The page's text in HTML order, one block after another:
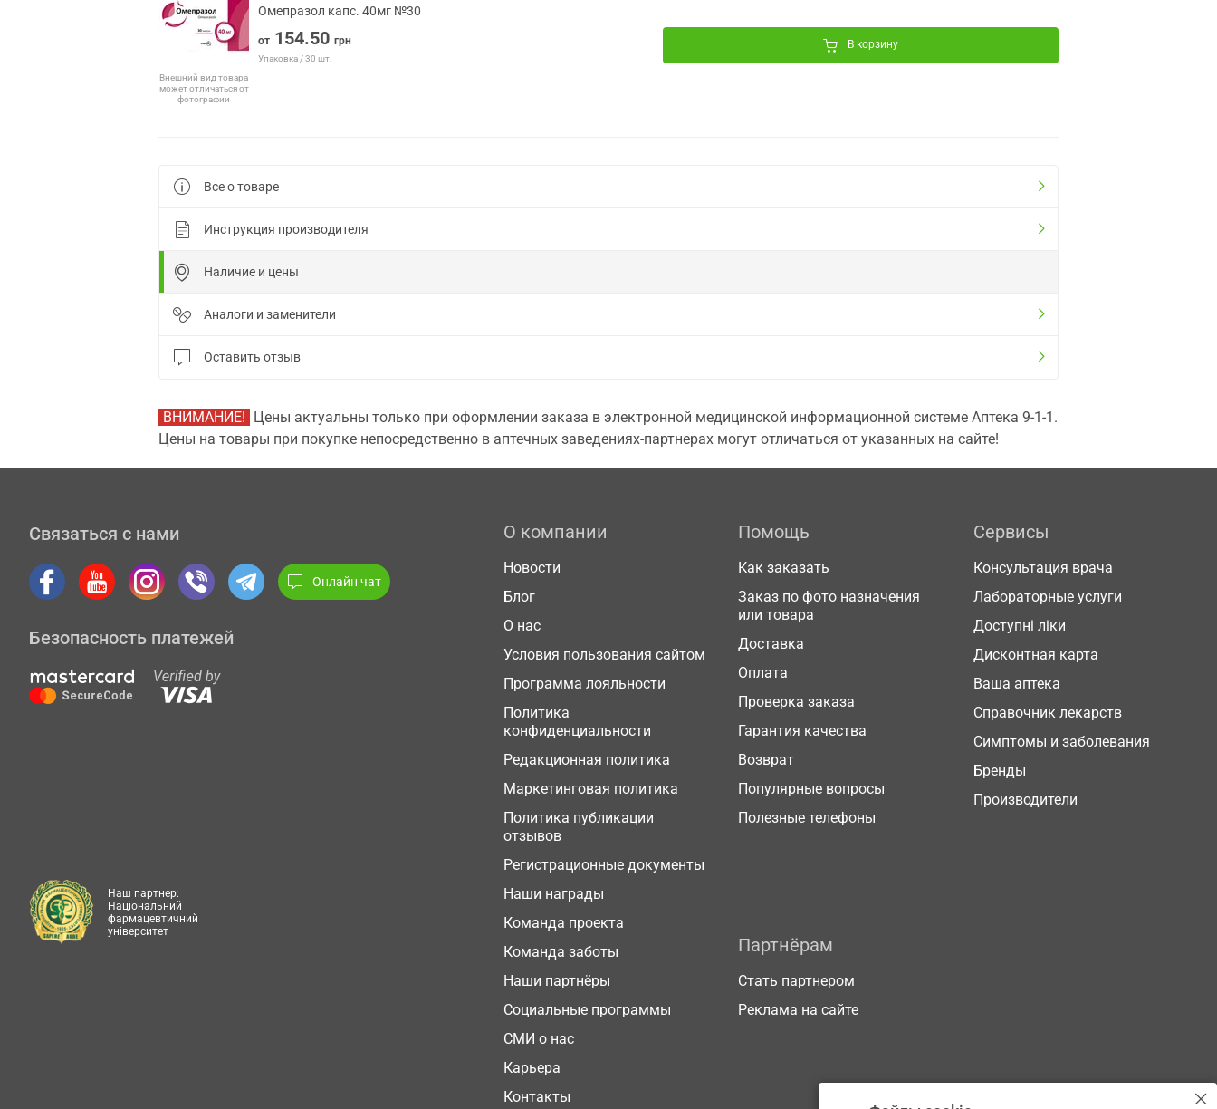
Внешний вид товара
может отличаться от
фотографии
Омепразол капс. 40мг №30
от 154.50 грн
Упаковка / 30 шт.
В корзину
Все о товаре
Инструкция производителя
Наличие и цены
Аналоги и заменители
Оставить отзыв
ВНИМАНИЕ! Цены актуальны только при оформлении заказа в электронной медицинской информационной системе Аптека 9-1-1.
Цены на товары при покупке непосредственно в аптечных заведениях-партнерах могут отличаться от указанных на сайте!
Связаться с нами
Онлайн чат
Безопасность платежей
О компании
Новости
Блог
О нас
Условия пользования сайтом
Программа лояльности
Политика
конфиденциальности
Редакционная политика
Маркетинговая политика
Политика публикации
отзывов
Регистрационные документы
Наши награды
Команда проекта
Команда заботы
Наши партнёры
Социальные программы
СМИ о нас
Карьера
Контакты
Помощь
Как заказать
Заказ по фото назначения
или товара
Доставка
Оплата
Проверка заказа
Гарантия качества
Возврат
Популярные вопросы
Полезные телефоны
Сервисы
Консультация врача
Лабораторные услуги
Доступні ліки
Дисконтная карта
Ваша аптека
Справочник лекарств
Симптомы и заболевания
Бренды
Производители
Партнёрам
Стать партнером
Реклама на сайте
Наш партнер:
Національний
фармацевтичний
університет